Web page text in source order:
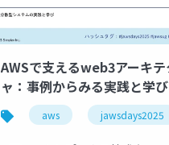
AWSで支えるweb3アーキテ
ャ：事例からみる実践と学び
aws jawsdays2025